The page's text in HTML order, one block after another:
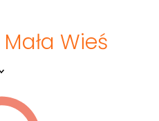
Mała Wieś